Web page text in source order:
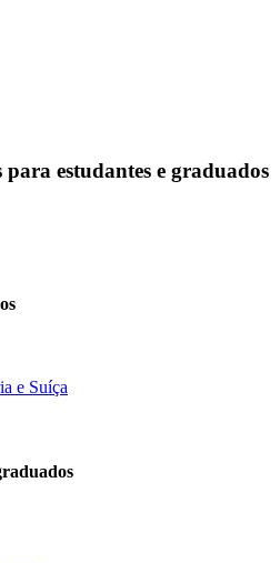
para estudantes e graduados
e Suíça